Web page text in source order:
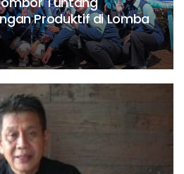
Produktif di Lomba